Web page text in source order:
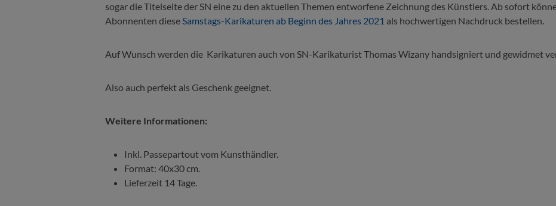
sogar die Titelseite der SN eine zu den aktuellen Themen entworfene Zeichnung des Künstlers. Ab sofort
Abonnenten dieseSamstags-Karikaturen ab Beginn des Jahres 2021 als hochwertigen Nachdruck bestellen.
Auf Wunsch werden die Karikaturen auch von SN-Karikaturist Thomas Wizany handsigniert und gewidmet
Also auch perfekt als Geschenk geeignet.
Weitere Informationen:
Inkl. Passepartout vom Kunsthändler.
Format: 40x30 cm.
Lieferzeit 14 Tage.